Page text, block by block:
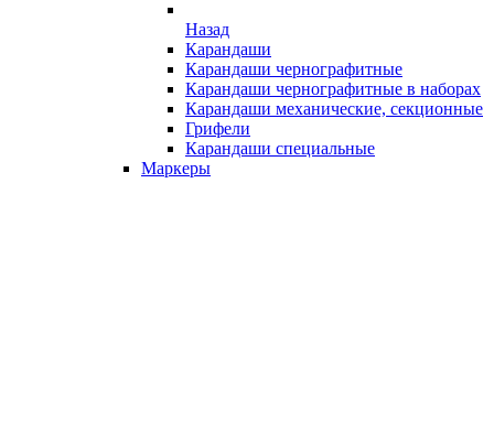
Назад
Карандаши
Карандаши чернографитные
Карандаши чернографитные в наборах
Карандаши механические, секционные
Грифели
Карандаши специальные
Маркеры